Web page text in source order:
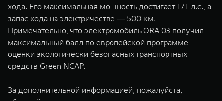
хода. Его максимальная мощность достигает 171 л.с., а
запас хода на электричестве ― 500 км.
Примечательно, что электромобиль ORA 03 получил
максимальный балл по европейской программе
оценки экологически безопасных транспортных
средств Green NCAP.
За дополнительной информацией, пожалуйста,